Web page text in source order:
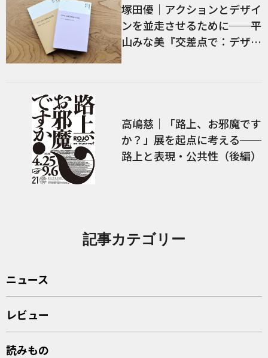
塚田優｜アクションとデザイ
ンを並走させるために──平
山みな美『交差点で：デザイ
ン、言語、経験』／前編
高嶋慈｜「路上、お邪魔です
か？」展を起点に考える──
路上と表現・公共性（後編）
記事カテゴリー
ニュース
レビュー
読みもの